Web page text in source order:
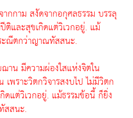
กกาม สงัดจากอกุศลธรรม บรรลุ
และสุขเกิดแต่วิเวกอยู่. แม้
ะณีตกว่าญาณทัสสนะ.
น มีความผ่องใสแห่งจิตใน
เพราะวิตกวิจารสงบไป ไม่มีวิตก
ดแต่วิเวกอยู่. แม้ธรรมข้อนี้ ก็ยิ่ง
สสนะ.